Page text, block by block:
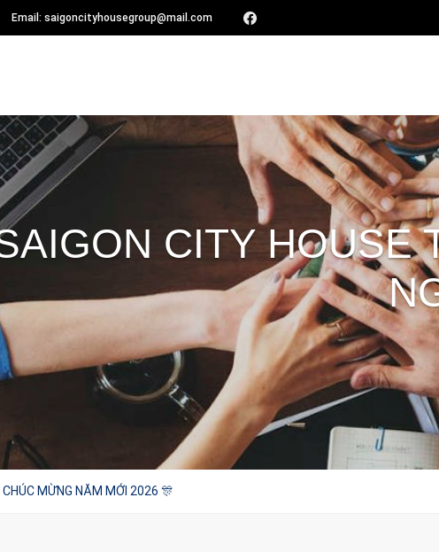
Email: saigoncityhousegroup@mail.com
CITY HOUSE
CHÚC MỪNG NĂM MỚI 2026 🎊